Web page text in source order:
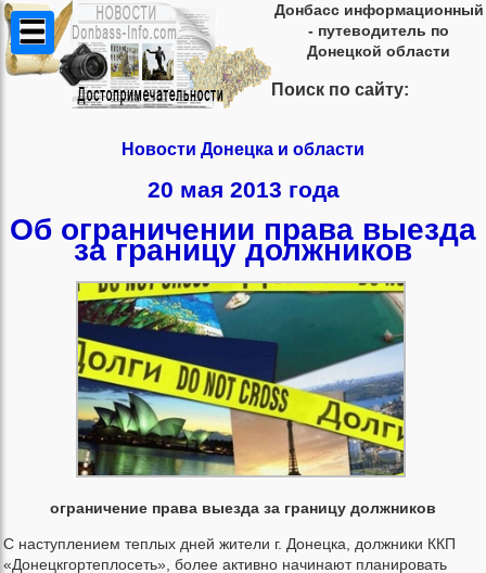
Донбасс информационный
- путеводитель по
Донецкой области
Поиск по сайту:
Новости Донецка и области
20 мая 2013 года
Об ограничении права выезда
за границу должников
ограничение права выезда за границу должников
С наступлением теплых дней жители г. Донецка, должники ККП
«Донецкгортеплосеть», более активно начинают планировать